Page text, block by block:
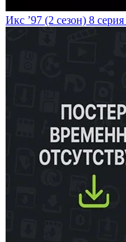
Икс ’97 (2 сезон) 8 серия